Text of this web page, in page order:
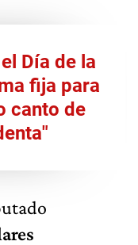
Día de la
fija para
canto de